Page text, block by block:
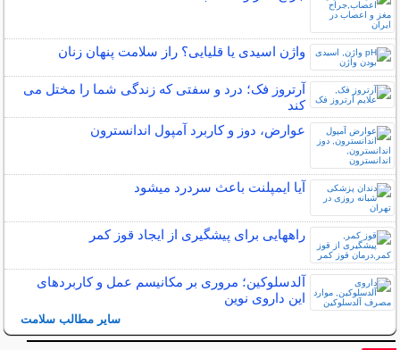
واژن اسیدی یا قلیایی؟ راز سلامت پنهان زنان
آرتروز فک؛ درد و سفتی که زندگی شما را مختل می
کند
عوارض، دوز و کاربرد آمپول اندانسترون
آیا ایمپلنت باعث سردرد میشود
راههایی برای پیشگیری از ایجاد قوز کمر
آلدسلوکین؛ مروری بر مکانیسم عمل و کاربردهای
این داروی نوین
سایر مطالب سلامت